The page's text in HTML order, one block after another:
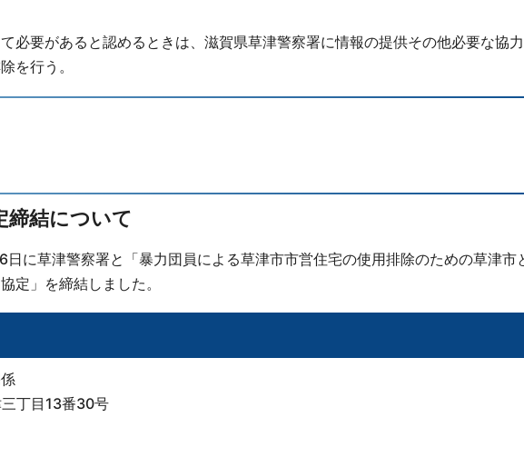
必要があると認めるときは、滋賀県草津警察署に情報の提供その他必要な協
を行う。
結について
に草津警察署と「暴力団員による草津市市営住宅の使用排除のための草津市
定」を締結しました。
丁目13番30号